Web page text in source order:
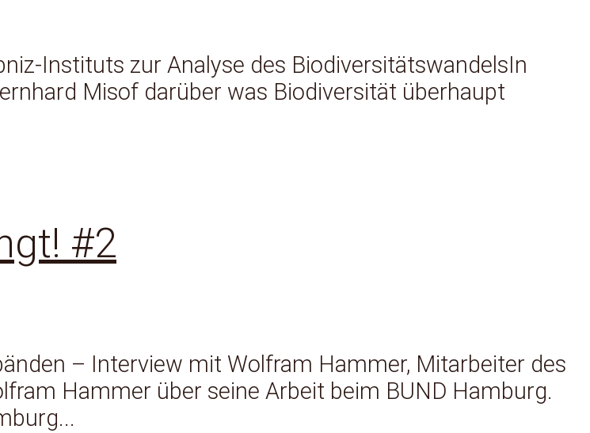
Instituts zur Analyse des BiodiversitätswandelsIn
Misof darüber was Biodiversität überhaupt
#2
– Interview mit Wolfram Hammer, Mitarbeiter des
Hammer über seine Arbeit beim BUND Hamburg.